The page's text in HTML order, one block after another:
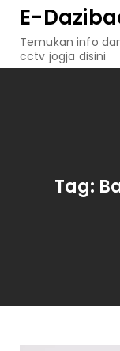
content
E-
Temukan info
cctv jogja disini
Tag: